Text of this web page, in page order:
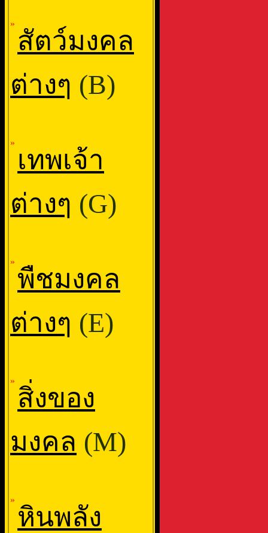
»
สัตว์มงคล
ต่างๆ (B)
»
เทพเจ้า
ต่างๆ (G)
»
พืชมงคล
ต่างๆ (E)
»
สิ่งของ
มงคล (M)
»
หินพลัง